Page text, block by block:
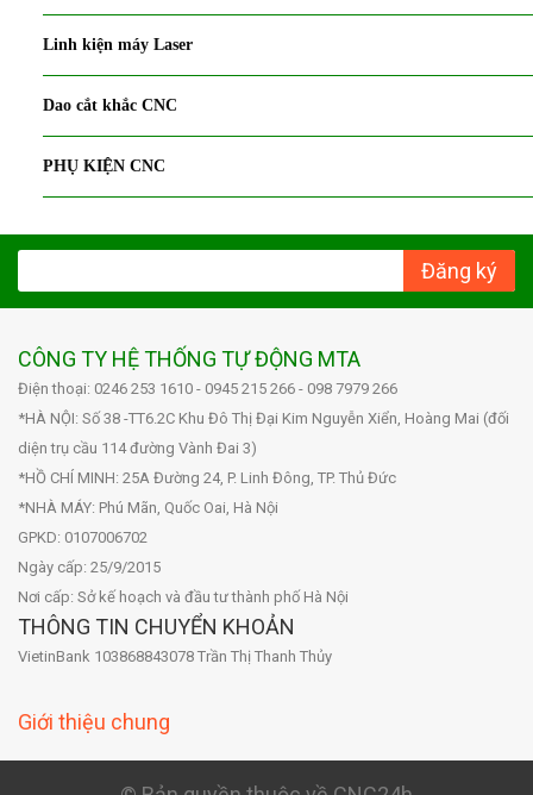
Linh kiện máy Laser
Dao cắt khắc CNC
PHỤ KIỆN CNC
Đăng ký
CÔNG TY HỆ THỐNG TỰ ĐỘNG MTA
Điện thoại: 0246 253 1610 - 0945 215 266 - 098 7979 266
*HÀ NỘI: Số 38 -TT6.2C Khu Đô Thị Đại Kim Nguyễn Xiển, Hoàng Mai (đối
diện trụ cầu 114 đường Vành Đai 3)
*HỒ CHÍ MINH: 25A Đường 24, P. Linh Đông, TP. Thủ Đức
*NHÀ MÁY: Phú Mãn, Quốc Oai, Hà Nội
GPKD: 0107006702
Ngày cấp: 25/9/2015
Nơi cấp: Sở kế hoạch và đầu tư thành phố Hà Nội
THÔNG TIN CHUYỂN KHOẢN
VietinBank 103868843078 Trần Thị Thanh Thủy
Giới thiệu chung